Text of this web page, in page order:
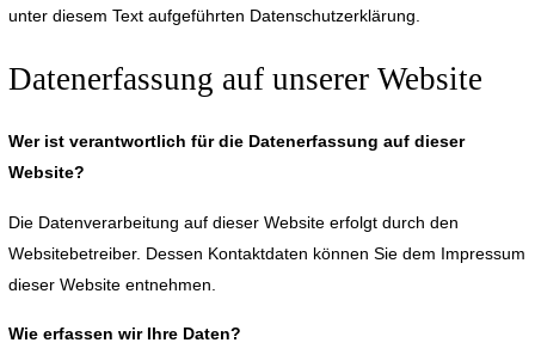
unter diesem Text aufgeführten Datenschutzerklärung.
Datenerfassung auf unserer Website
Wer ist verantwortlich für die Datenerfassung auf dieser
Website?
Die Datenverarbeitung auf dieser Website erfolgt durch den
Websitebetreiber. Dessen Kontaktdaten können Sie dem Impressum
dieser Website entnehmen.
Wie erfassen wir Ihre Daten?